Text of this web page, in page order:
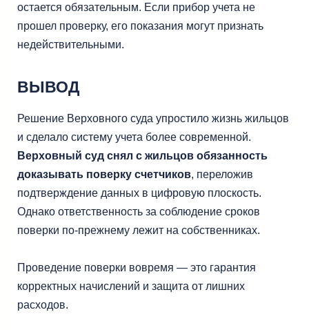
остается обязательным. Если прибор учета не
прошел проверку, его показания могут признать
недействительными.
ВЫВОД
Решение Верховного суда упростило жизнь жильцов
и сделало систему учета более современной.
Верховный суд снял с жильцов обязанность
доказывать поверку счетчиков, переложив
подтверждение данных в цифровую плоскость.
Однако ответственность за соблюдение сроков
поверки по-прежнему лежит на собственниках.
Проведение поверки вовремя — это гарантия
корректных начислений и защита от лишних
расходов.